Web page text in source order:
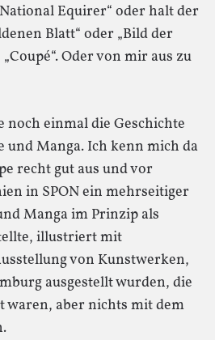
Equirer“ oder halt der
Blatt“ oder „Bild der
Oder von mir aus zu
noch einmal die Geschichte
und Manga. Ich kenn mich da
recht gut aus und vor
in SPON ein mehrseitiger
Manga im Prinzip als
illustriert mit
von Kunstwerken,
ausgestellt wurden, die
aber nichts mit dem